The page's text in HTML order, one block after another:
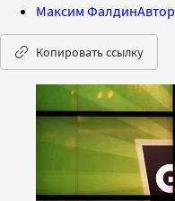
Максим ФалдинАвтор
Копировать ссылку